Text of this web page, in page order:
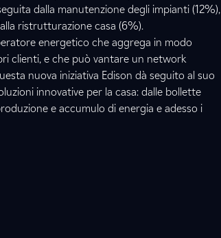
dalla manutenzione degli impianti (12%),
ristrutturazione casa (6%).
energetico che aggrega in modo
clienti, e che può vantare un network
nuova iniziativa Edison dà seguito al suo
innovative per la casa: dalle bollette
e accumulo di energia e adesso i